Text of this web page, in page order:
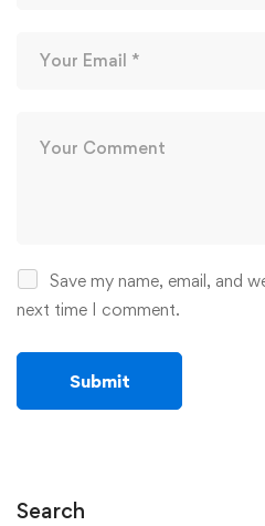
Save my name, email, and
next time I comment.
Search